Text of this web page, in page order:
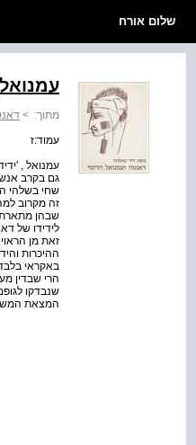
שלום אורח
מתוך: >
עמוד:ז
עמנואל ,
גם בקרב
שחי בשלהי
זה מקרוב
שבהן מתארת
לידידו של
זאת מן
ההיכרות
באקראי בלבד
הרי שבדין
שנבדקו
המצאת